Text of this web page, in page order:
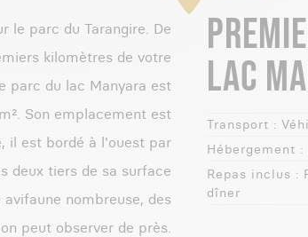
LAC
Transport :
Hébergement :
Repas inclus :
dîner
le parc du Tarangire. De
kilomètres de votre
parc du lac Manyara est
Son emplacement est
il est bordé à l'ouest par
deux tiers de sa surface
nombreuse, des
peut observer de près.